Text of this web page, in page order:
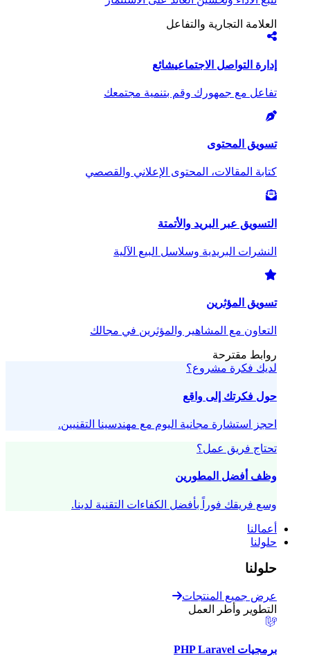
العلامة التجارية والتفاعل
إدارة التواصل الاجتماعيشائع
تفاعل مع جمهورك وقم بتنمية مجتمعك
تسويق المحتوى
كتابة المقالات، المحتوى الإعلاني والقصصي
التسويق عبر البريد والأتمتة
النشرات البريدية وسلاسل البيع الآلية
تسويق المؤثرين
التعاون مع المشاهير والمؤثرين في مجالك
روابط مقترحة
لديك فكرة مشروع؟
حول فكرتك إلى واقع
احجز استشارة مجانية اليوم مع مهندسينا التقنيين.
تحتاج فريق عمل؟
وظف أفضل المطورين
وسع فريقك فوراً بأفضل الكفاءات التقنية لدينا.
أعمالنا
حلولنا
حلولنا
عرض جميع المنتجات
التطوير وأطر العمل
برمجيات PHP Laravel